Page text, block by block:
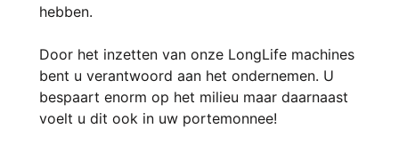
hebben.
Door het inzetten van onze LongLife machines
bent u verantwoord aan het ondernemen. U
bespaart enorm op het milieu maar daarnaast
voelt u dit ook in uw portemonnee!